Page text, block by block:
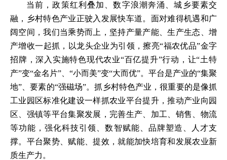
当前，政策红利叠加、数字浪潮奔涌、城乡要素交
融，乡村特色产业正驶入发展快车道。面对难得机遇和广
阔空间，我们当乘势而上，坚持产量产能、生产生态、增
产增收一起抓，以龙头企业为引领，擦亮“福农优品”金字
招牌，深入实施特色现代农业“百亿提升”行动，让“土特
产”变“金名片”、“小而美”变“大而优”。平台是产业的“集聚
地”、要素的“强磁场”。抓乡村特色产业，很重要的是像抓
工业园区标准化建设一样抓农业平台提升，推动产业向园
区、强镇等平台集聚发展，完善生产、加工、销售、物流
等功能，强化科技引领、数智赋能、品牌塑造、人才支
撑。平台聚势、赋能、提效，就能加快培育和发展农业新
质生产力。